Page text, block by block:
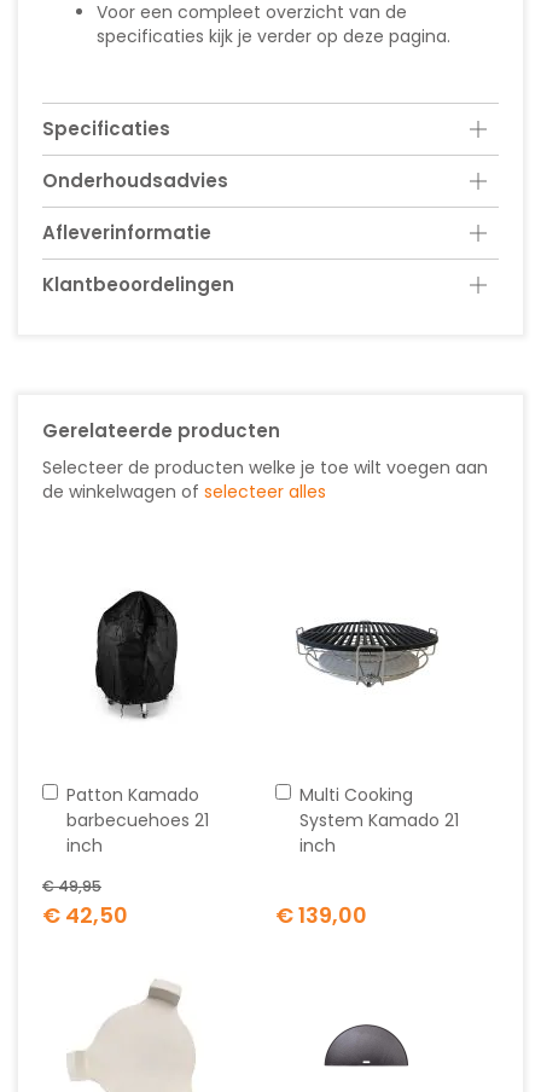
Voor een compleet overzicht van de
specificaties kijk je verder op deze pagina.
Specificaties
Onderhoudsadvies
Afleverinformatie
Klantbeoordelingen
Gerelateerde producten
Selecteer de producten welke je toe wilt voegen aan
de winkelwagen of selecteer alles
Patton Kamado
barbecuehoes 21
inch
Special
Price
€ 42,50
€ 49,95
In
winkelwagen
Multi Cooking
System Kamado 21
inch
€ 139,00
In
winkelwagen